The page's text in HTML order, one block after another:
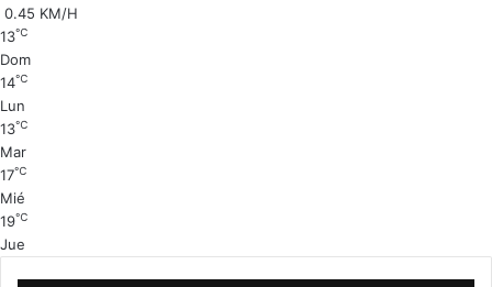
0.45 KM/H
13℃
Dom
14℃
Lun
13℃
Mar
17℃
Mié
19℃
Jue